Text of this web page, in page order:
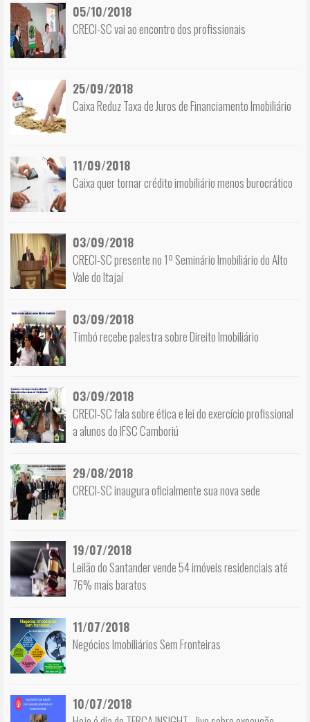
05/10/2018
CRECI-SC vai ao encontro dos profissionais
25/09/2018
Caixa Reduz Taxa de Juros de Financiamento Imobiliário
11/09/2018
Caixa quer tornar crédito imobiliário menos burocrático
03/09/2018
CRECI-SC presente no 1º Seminário Imobiliário do Alto
Vale do Itajaí
03/09/2018
Timbó recebe palestra sobre Direito Imobiliário
03/09/2018
CRECI-SC fala sobre ética e lei do exercício profissional
a alunos do IFSC Camboriú
29/08/2018
CRECI-SC inaugura oficialmente sua nova sede
19/07/2018
Leilão do Santander vende 54 imóveis residenciais até
76% mais baratos
11/07/2018
Negócios Imobiliários Sem Fronteiras
10/07/2018